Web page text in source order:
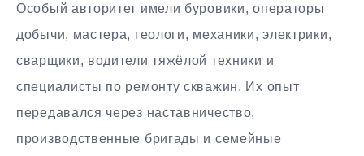
Особый авторитет имели буровики, операторы
добычи, мастера, геологи, механики, электрики,
сварщики, водители тяжёлой техники и
специалисты по ремонту скважин. Их опыт
передавался через наставничество,
производственные бригады и семейные